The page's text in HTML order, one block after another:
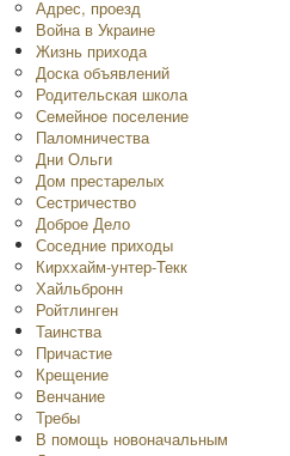
Адрес, проезд
Война в Украине
Жизнь прихода
Доска объявлений
Родительская школа
Семейное поселение
Паломничества
Дни Ольги
Дом престарелых
Сестричество
Доброе Дело
Соседние приходы
Кирххайм-унтер-Текк
Хайльбронн
Ройтлинген
Таинства
Причастие
Крещение
Венчание
Требы
В помощь новоначальным